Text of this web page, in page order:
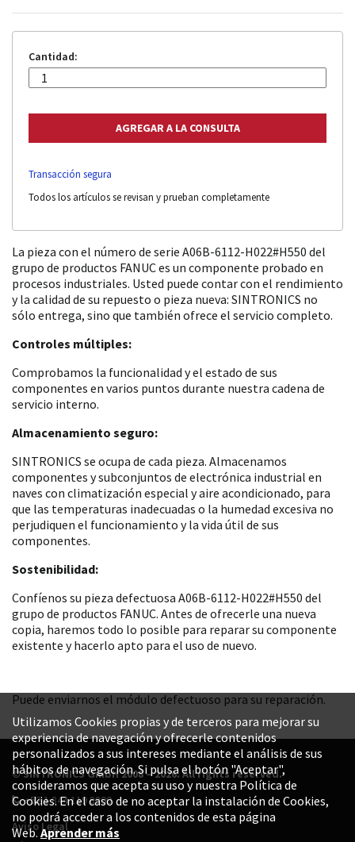
Cantidad:
Transacción segura
Todos los artículos se revisan y prueban completamente
La pieza con el número de serie A06B-6112-H022#H550 del
grupo de productos FANUC es un componente probado en
procesos industriales. Usted puede contar con el rendimiento
y la calidad de su repuesto o pieza nueva: SINTRONICS no
sólo entrega, sino que también ofrece el servicio completo.
Controles múltiples:
Comprobamos la funcionalidad y el estado de sus
componentes en varios puntos durante nuestra cadena de
servicio interno.
Almacenamiento seguro:
SINTRONICS se ocupa de cada pieza. Almacenamos
componentes y subconjuntos de electrónica industrial en
naves con climatización especial y aire acondicionado, para
que las temperaturas inadecuadas o la humedad excesiva no
perjudiquen el funcionamiento y la vida útil de sus
componentes.
Sostenibilidad:
Confíenos su pieza defectuosa A06B-6112-H022#H550 del
grupo de productos FANUC. Antes de ofrecerle una nueva
copia, haremos todo lo posible para reparar su componente
existente y hacerlo apto para el uso de nuevo.
Puede enviarnos el módulo defectuoso para su reparación.
© SINTRONICS GmbH 2008 – 2026. All rights reserved.
+52 1 844 119 8800
Aviso Legal
Utilizamos Cookies propias y de terceros para mejorar su
experiencia de navegación y ofrecerle contenidos
personalizados a sus intereses mediante el análisis de sus
hábitos de navegación. Si pulsa el botón "Aceptar",
consideramos que acepta su uso y nuestra Política de
Cookies. En el caso de no aceptar la instalación de Cookies,
no podrá acceder a los contenidos de esta página
Web.Aprender más